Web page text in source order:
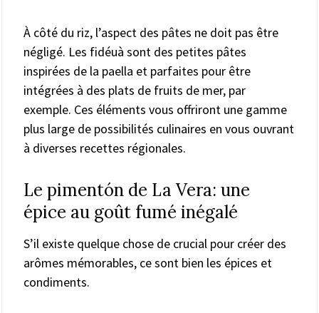
À côté du riz, l’aspect des pâtes ne doit pas être
négligé. Les fidéuà sont des petites pâtes
inspirées de la paella et parfaites pour être
intégrées à des plats de fruits de mer, par
exemple. Ces éléments vous offriront une gamme
plus large de possibilités culinaires en vous ouvrant
à diverses recettes régionales.
Le pimentón de La Vera: une
épice au goût fumé inégalé
S’il existe quelque chose de crucial pour créer des
arômes mémorables, ce sont bien les épices et
condiments.